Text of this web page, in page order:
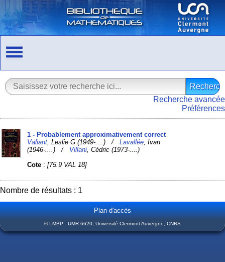
Recherche avancée
Préférences
1 - Probablement approximativement correct
Valiant , Leslie G (1949-....) /Lavallée , Ivan
(1946-....) / Villani , Cédric (1973-....)
Cote :[75.9 VAL 18]
Nombre de résultats : 1
Plan d'accès
© LMBP - UMR 6620, Université Clermont Auvergne, CNRS